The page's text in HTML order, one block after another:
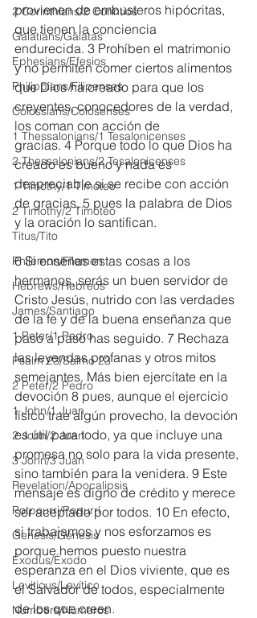
2 Corinthians/2 Corintios
Galatians/Gálatas
Ephesians/Efesios
Philippians/Filipenses
Colossians/Colosenses
1 Thessalonians/1 Tesalonicenses
2 Thessalonians/2 Tesalonicenses
1 Timothy/1 Timoteo
2 Timothy/2 Timoteo
Titus/Tito
Philemon/Filemon
Hebrews/Hebreos
James/Santiago
1 Peter/1 Pedro
Psalm 23/Salmo 23
2 Peter/2 Pedro
1 John/1 Juan
2 John/2 Juan
3 John/3 Juan
Revelation/Apocalipsis
Potpourri/Popurrí
Genesis/Génesis
Exodus/Éxodo
Leviticus/Levítico
Numbers/Números
provienen de embusteros hipócritas,
que tienen la conciencia
endurecida. 3 Prohíben el matrimonio
y no permiten comer ciertos alimentos
que Dios ha creado para que los
creyentes, conocedores de la verdad,
los coman con acción de
gracias. 4 Porque todo lo que Dios ha
creado es bueno y nada es
despreciable si se recibe con acción
de gracias, 5 pues la palabra de Dios
y la oración lo santifican.
6 Si enseñas estas cosas a los
hermanos, serás un buen servidor de
Cristo Jesús, nutrido con las verdades
de la fe y de la buena enseñanza que
paso a paso has seguido. 7 Rechaza
las leyendas profanas y otros mitos
semejantes. Más bien ejercítate en la
devoción 8 pues, aunque el ejercicio
físico trae algún provecho, la devoción
es útil para todo, ya que incluye una
promesa no solo para la vida presente,
sino también para la venidera. 9 Este
mensaje es digno de crédito y merece
ser aceptado por todos. 10 En efecto,
si trabajamos y nos esforzamos es
porque hemos puesto nuestra
esperanza en el Dios viviente, que es
el Salvador de todos, especialmente
de los que creen.